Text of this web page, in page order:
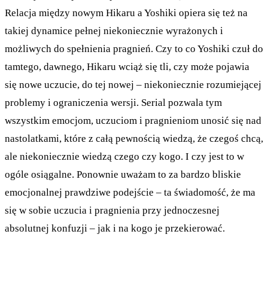
Relacja między nowym Hikaru a Yoshiki opiera się też na
takiej dynamice pełnej niekoniecznie wyrażonych i
możliwych do spełnienia pragnień. Czy to co Yoshiki czuł do
tamtego, dawnego, Hikaru wciąż się tli, czy może pojawia
się nowe uczucie, do tej nowej – niekoniecznie rozumiejącej
problemy i ograniczenia wersji. Serial pozwala tym
wszystkim emocjom, uczuciom i pragnieniom unosić się nad
nastolatkami, które z całą pewnością wiedzą, że czegoś chcą,
ale niekoniecznie wiedzą czego czy kogo. I czy jest to w
ogóle osiągalne. Ponownie uważam to za bardzo bliskie
emocjonalnej prawdziwe podejście – ta świadomość, że ma
się w sobie uczucia i pragnienia przy jednoczesnej
absolutnej konfuzji – jak i na kogo je przekierować.